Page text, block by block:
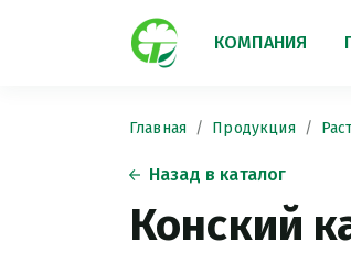
КОМПАНИЯ
Главная Продукция
Назад в каталог
Конский